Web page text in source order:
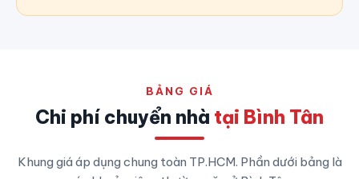
BẢNG GIÁ
Chi phí chuyển nhà tại Bình Tân
Khung giá áp dụng chung toàn TP.HCM. Phần dưới bảng là